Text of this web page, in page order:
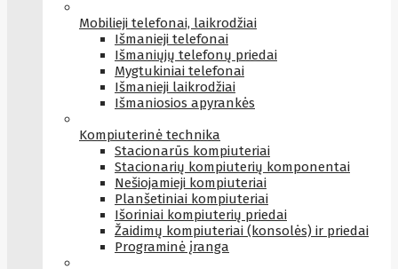
Mobilieji telefonai, laikrodžiai
Išmanieji telefonai
Išmaniųjų telefonų priedai
Mygtukiniai telefonai
Išmanieji laikrodžiai
Išmaniosios apyrankės
Kompiuterinė technika
Stacionarūs kompiuteriai
Stacionarių kompiuterių komponentai
Nešiojamieji kompiuteriai
Planšetiniai kompiuteriai
Išoriniai kompiuterių priedai
Žaidimų kompiuteriai (konsolės) ir priedai
Programinė įranga